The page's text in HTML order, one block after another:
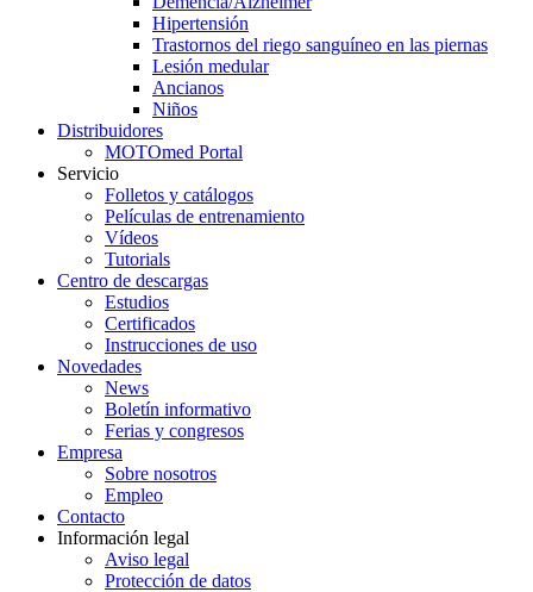
Hipertensión
Trastornos del riego sanguíneo en las piernas
Lesión medular
Ancianos
Niños
Distribuidores
MOTOmed Portal
Servicio
Folletos y catálogos
Películas de entrenamiento
Vídeos
Tutorials
Centro de descargas
Estudios
Certificados
Instrucciones de uso
Novedades
News
Boletín informativo
Ferias y congresos
Empresa
Sobre nosotros
Empleo
Contacto
Información legal
Aviso legal
Protección de datos